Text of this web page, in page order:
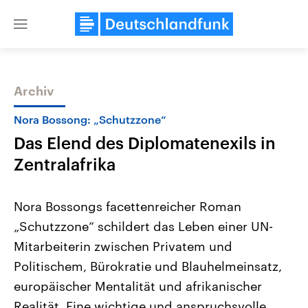
Close
Themen
Landtagswahl Sachsen-Anhalt
2026
Alle Informationen
Sachsen-Anhalt wählt am 6.
September 2026 einen neuen
Landtag. Seit 2021 wird das
Bundesland von einer Koalition aus
Aktuelle Beiträge,
Hintergründe
Wirtschaftlich und
gehören die Vereinigten
den mächtigsten Ländern
mit großem Einfluss auf
Archiv
Nora Bossong: „Schutzzone“
Das Elend des Diplomatenexils in
Zentralafrika
Nora Bossongs facettenreicher Roman
„Schutzzone“ schildert das Leben einer UN-
Mitarbeiterin zwischen Privatem und
Politischem, Bürokratie und Blauhelmeinsatz,
europäischer Mentalität und afrikanischer